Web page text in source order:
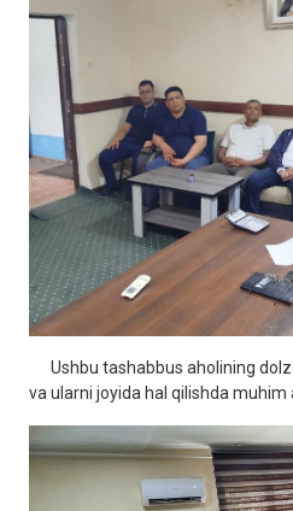
Ushbu tashabbus aholining
va ularni joyida hal qilishda